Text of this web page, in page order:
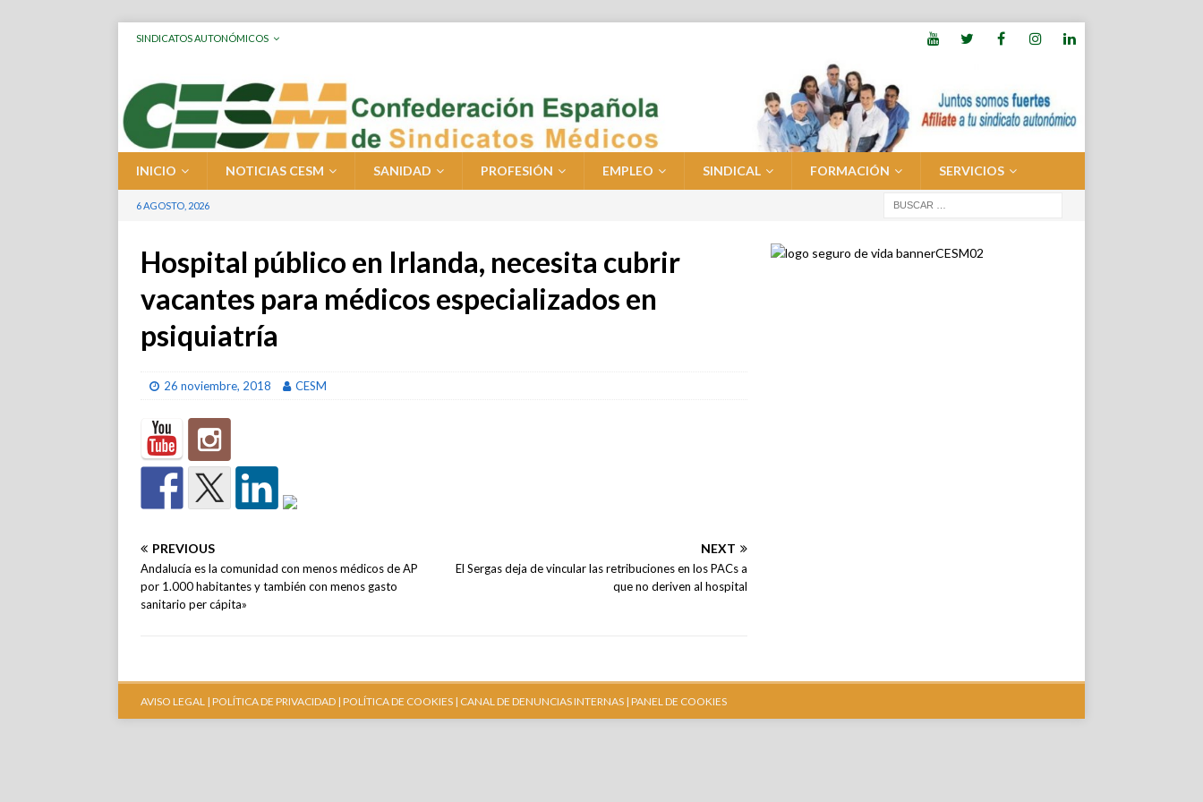
SINDICATOS AUTONÓMICOS
INICIO NOTICIAS CESM SANIDAD PROFESIÓN EMPLEO SINDICAL FORMACIÓN SERVICIOS
6 AGOSTO, 2026
Hospital público en Irlanda, necesita cubrir
vacantes para médicos especializados en
psiquiatría
26 noviembre, 2018 CESM
PREVIOUS
Andalucía es la comunidad con menos médicos de AP
por 1.000 habitantes y también con menos gasto
sanitario per cápita»
NEXT
El Sergas deja de vincular las retribuciones en los PACs a
que no deriven al hospital
AVISO LEGAL | POLÍTICA DE PRIVACIDAD | POLÍTICA DE COOKIES | CANAL DE DENUNCIAS INTERNAS | PANEL DE COOKIES